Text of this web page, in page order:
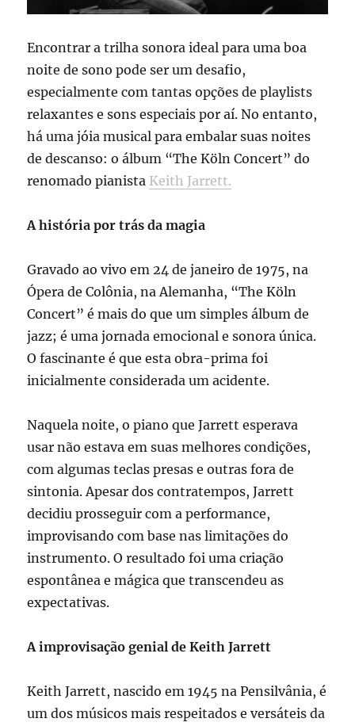
Encontrar a trilha sonora ideal para uma boa
noite de sono pode ser um desafio,
especialmente com tantas opções de playlists
relaxantes e sons especiais por aí. No entanto,
há uma jóia musical para embalar suas noites
de descanso: o álbum “The Köln Concert” do
renomado pianista Keith Jarrett.
A história por trás da magia
Gravado ao vivo em 24 de janeiro de 1975, na
Ópera de Colônia, na Alemanha, “The Köln
Concert” é mais do que um simples álbum de
jazz; é uma jornada emocional e sonora única.
O fascinante é que esta obra-prima foi
inicialmente considerada um acidente.
Naquela noite, o piano que Jarrett esperava
usar não estava em suas melhores condições,
com algumas teclas presas e outras fora de
sintonia. Apesar dos contratempos, Jarrett
decidiu prosseguir com a performance,
improvisando com base nas limitações do
instrumento. O resultado foi uma criação
espontânea e mágica que transcendeu as
expectativas.
A improvisação genial de Keith Jarrett
Keith Jarrett, nascido em 1945 na Pensilvânia, é
um dos músicos mais respeitados e versáteis da